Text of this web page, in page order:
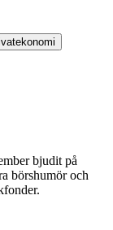
bjudit på
börshumör och